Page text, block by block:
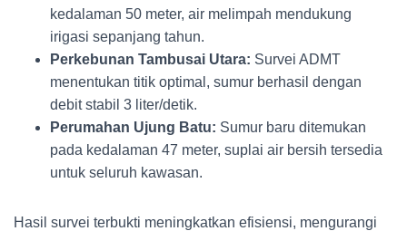
kedalaman 50 meter, air melimpah mendukung
irigasi sepanjang tahun.
Perkebunan Tambusai Utara: Survei ADMT
menentukan titik optimal, sumur berhasil dengan
debit stabil 3 liter/detik.
Perumahan Ujung Batu: Sumur baru ditemukan
pada kedalaman 47 meter, suplai air bersih tersedia
untuk seluruh kawasan.
Hasil survei terbukti meningkatkan efisiensi, mengurangi